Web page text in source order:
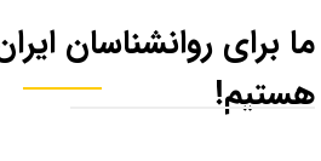
ما برای روانشناسان
هستیم!​​​​​​​